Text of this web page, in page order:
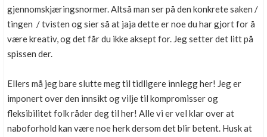
gjennomskjæringsnormer. Altså man ser på den konkrete saken /
tingen / tvisten og sier så at jaja dette er noe du har gjort for å
være kreativ, og det får du ikke aksept for. Jeg setter det litt på
spissen der.
Ellers må jeg bare slutte meg til tidligere innlegg her! Jeg er
imponert over den innsikt og vilje til kompromisser og
fleksibilitet folk råder deg til her! Alle vi er vel klar over at
naboforhold kan være noe herk dersom det blir betent. Husk at